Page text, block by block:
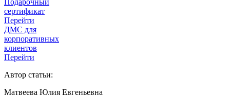
сертификат
Перейти
ДМС для
корпоративных
клиентов
Перейти
Автор статьи:
Матвеева Юлия Евгеньевна